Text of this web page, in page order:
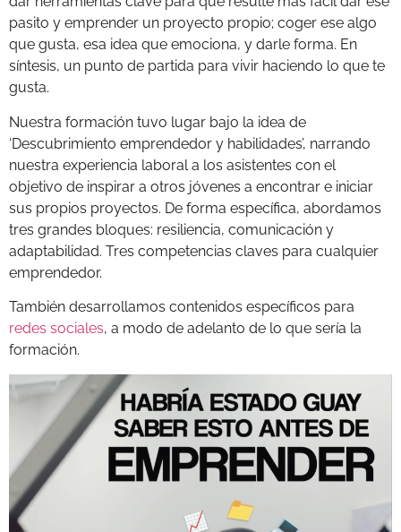
pasito y emprender un proyecto propio; coger ese algo
que gusta, esa idea que emociona, y darle forma. En
síntesis, un punto de partida para vivir haciendo lo que te
gusta.
Nuestra formación tuvo lugar bajo la idea de
‘Descubrimiento emprendedor y habilidades’, narrando
nuestra experiencia laboral a los asistentes con el
objetivo de inspirar a otros jóvenes a encontrar e iniciar
sus propios proyectos. De forma específica, abordamos
tres grandes bloques: resiliencia, comunicación y
adaptabilidad. Tres competencias claves para cualquier
emprendedor.
También desarrollamos contenidos específicos para
redes sociales, a modo de adelanto de lo que sería la
formación.